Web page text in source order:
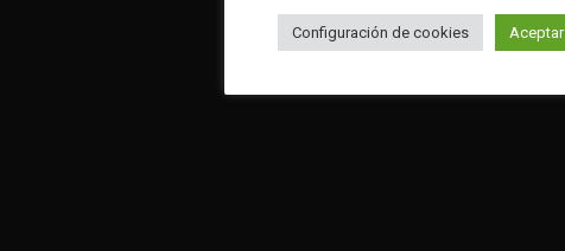
Configuración de cookies